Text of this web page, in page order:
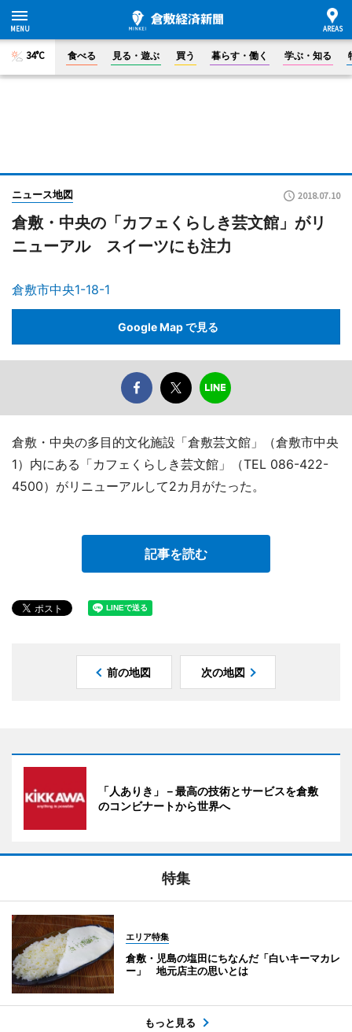
34°C 食べる 見る・遊ぶ 買う 暮らす・働く 学ぶ・知る
ニュース地図 2018.07.10
倉敷・中央の「カフェくらしき芸文館」がリ
ニューアル スイーツにも注力
倉敷市中央1-18-1
Google Map で見る
倉敷・中央の多目的文化施設「倉敷芸文館」（倉敷市中央
1）内にある「カフェくらしき芸文館」（TEL 086-422-
4500）がリニューアルして2カ月がたった。
記事を読む
前の地図 次の地図
「人ありき」－最高の技術とサービスを倉敷
のコンビナートから世界へ
特集
エリア特集
倉敷・児島の塩田にちなんだ「白いキーマカレ
ー」 地元店主の思いとは
もっと見る